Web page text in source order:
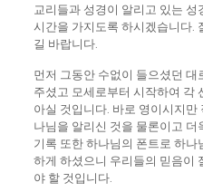
교리들과 성경이 알리고 있는
시간을 가지도록 하시겠습니다.
길 바랍니다.
먼저 그동안 수없이 들으셨던 대
주셨고 모세로부터 시작하여 각
아실 것입니다. 바로 영이시지
나님을 알리신 것을 물론이고
기록 또한 하나님의 폰트로 하
하게 하셨으니 우리들의 믿음이
야 할 것입니다.